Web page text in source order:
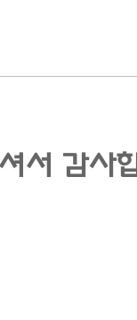
서 감사